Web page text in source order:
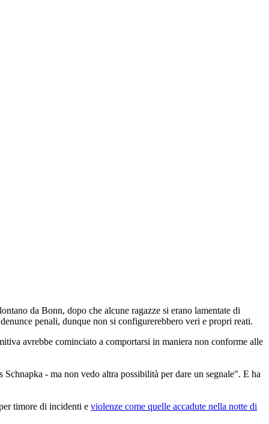
da Bonn, dopo che alcune ragazze si erano lamentate di
penali, dunque non si configurerebbero veri e propri reati.
avrebbe cominciato a comportarsi in maniera non conforme alle
- ma non vedo altra possibilità per dare un segnale". E ha
timore di incidenti e violenze come quelle accadute nella notte di